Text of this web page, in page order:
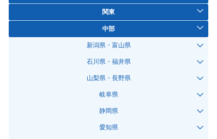
関東
中部
新潟県・富山県
石川県・福井県
山梨県・長野県
岐阜県
静岡県
愛知県